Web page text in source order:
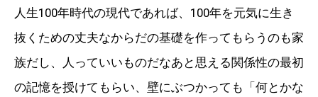
人生100年時代の現代であれば、100年を元気に生き
抜くための丈夫なからだの基礎を作ってもらうのも家
族だし、人っていいものだなあと思える関係性の最初
の記憶を授けてもらい、壁にぶつかっても「何とかな